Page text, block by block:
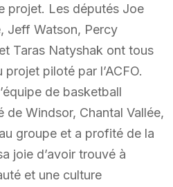
projet. Les députés Joe
Jeff Watson, Percy
Taras Natyshak ont tous
piloté par l’ACFO.
de basketball
de Windsor, Chantal Vallée,
groupe et a profité de la
joie d’avoir trouvé à
et une culture